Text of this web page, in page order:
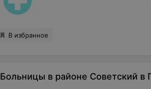
В избранное
Больницы в районе Советский в